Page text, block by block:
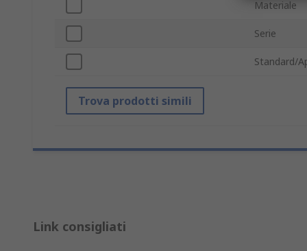
Materiale
Serie
Standard/
Trova prodotti simili
Link consigliati